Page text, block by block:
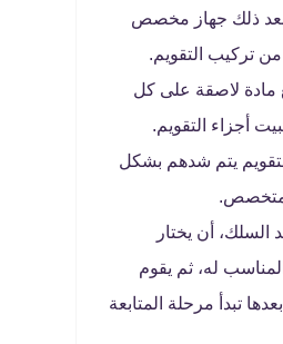
ذلك جهاز مخصص
من تركيب التقويم.
مادة لاصقة على كل
أجزاء التقويم.
يتم شدهم بشكل
متخصص.
أن يختار
له، ثم يقوم
تبدأ مرحلة المتابعة